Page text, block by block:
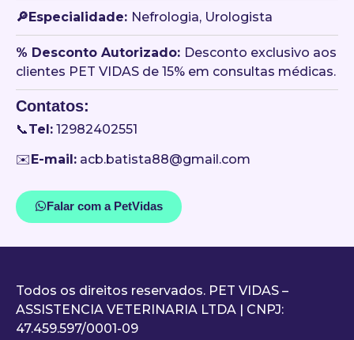
🔎Especialidade: Nefrologia, Urologista
󠀥% Desconto Autorizado: Desconto exclusivo aos
clientes PET VIDAS de 15% em consultas médicas.
Contatos:
📞Tel: 12982402551
✉️E-mail: acb.batista88@gmail.com
Falar com a PetVidas
Todos os direitos reservados. PET VIDAS –
ASSISTENCIA VETERINARIA LTDA | CNPJ:
47.459.597/0001-09